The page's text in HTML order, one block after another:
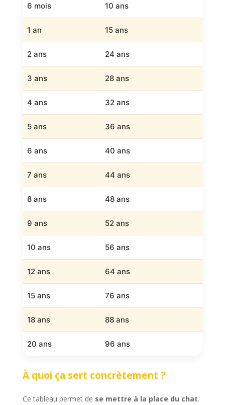
6 mois 10 ans
1 an 15 ans
2 ans 24 ans
3 ans 28 ans
4 ans 32 ans
5 ans 36 ans
6 ans 40 ans
7 ans 44 ans
8 ans 48 ans
9 ans 52 ans
10 ans 56 ans
12 ans 64 ans
15 ans 76 ans
18 ans 88 ans
20 ans 96 ans
À quoi ça sert concrètement ?
Ce tableau permet de se mettre à la place du chat.